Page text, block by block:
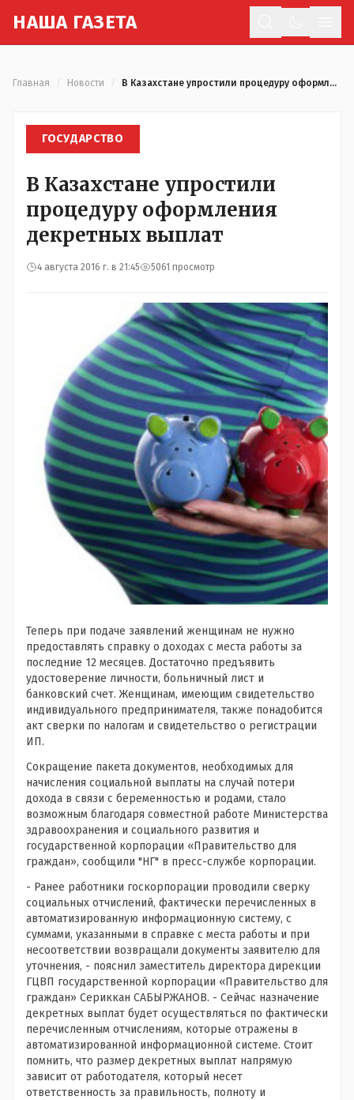
НАША ГАЗЕТА
Главная Новости В Казахстане упростили процедуру оформления декретных выплат
ГОСУДАРСТВО
В Казахстане упростили
процедуру оформления
декретных выплат
4 августа 2016 г. в 21:45 5061 просмотр
Теперь при подаче заявлений женщинам не нужно
предоставлять справку о доходах с места работы за
последние 12 месяцев. Достаточно предъявить
удостоверение личности, больничный лист и
банковский счет. Женщинам, имеющим свидетельство
индивидуального предпринимателя, также понадобится
акт сверки по налогам и свидетельство о регистрации
ИП.
Сокращение пакета документов, необходимых для
начисления социальной выплаты на случай потери
дохода в связи с беременностью и родами, стало
возможным благодаря совместной работе Министерства
здравоохранения и социального развития и
государственной корпорации «Правительство для
граждан», сообщили "НГ" в пресс-службе корпорации.
- Ранее работники госкорпорации проводили сверку
социальных отчислений, фактически перечисленных в
автоматизированную информационную систему, с
суммами, указанными в справке с места работы и при
несоответствии возвращали документы заявителю для
уточнения, - пояснил заместитель директора дирекции
ГЦВП государственной корпорации «Правительство для
граждан» Сериккан САБЫРЖАНОВ. - Сейчас назначение
декретных выплат будет осуществляться по фактически
перечисленным отчислениям, которые отражены в
автоматизированной информационной системе. Стоит
помнить, что размер декретных выплат напрямую
зависит от работодателя, который несет
ответственность за правильность, полноту и